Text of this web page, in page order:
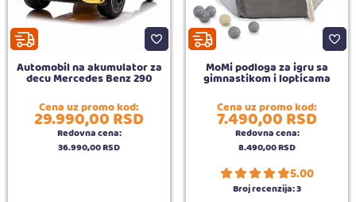
Automobil na akumulator za
decu Mercedes Benz 290
Cena uz promo kod:
29.990,00RSD
Redovna cena:
36.990,00RSD
MoMi podloga za igru sa
gimnastikom i lopticama
Cena uz promo kod:
7.490,00RSD
Redovna cena:
8.490,00RSD
5.00
Broj recenzija:3